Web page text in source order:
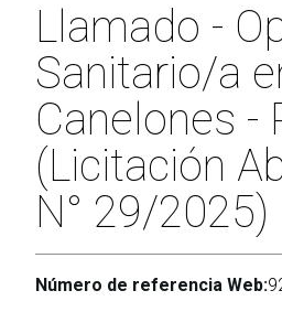
Llamado -
Sanitario/a
Canelones -
(Licitación
N° 29/2025)
Número de referencia Web: